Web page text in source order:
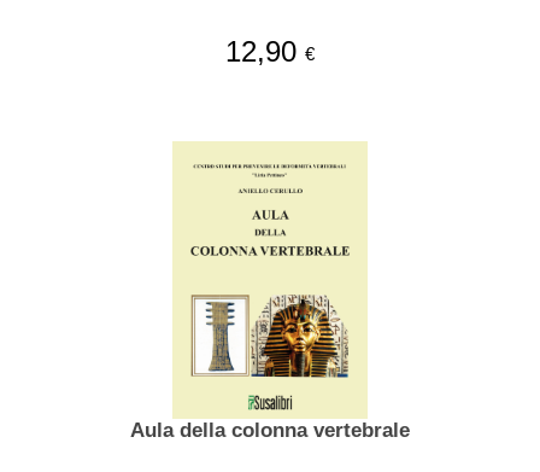
12,90 €
Aula della colonna vertebrale